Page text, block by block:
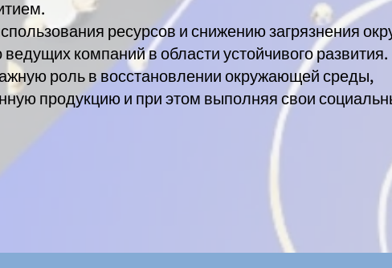
ресурсов и снижению загрязнения
компаний в области устойчивого развития.
роль в восстановлении окружающей среды,
продукцию и при этом выполняя свои